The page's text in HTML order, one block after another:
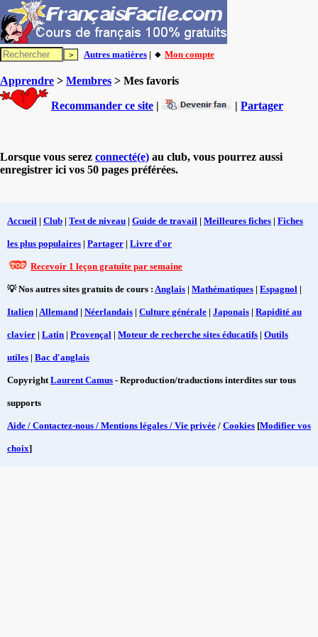
Autres matières | 🔸 Mon compte
Apprendre > Membres > Mes favoris
Recommander ce site | | Partager
Lorsque vous serez connecté(e) au club, vous pourrez aussi
enregistrer ici vos 50 pages préférées.
Accueil | Club | Test de niveau | Guide de travail | Meilleures fiches | Fiches
les plus populaires | Partager | Livre d'or
Recevoir 1 leçon gratuite par semaine
💡 Nos autres sites gratuits de cours : Anglais | Mathématiques | Espagnol |
Italien | Allemand | Néerlandais | Culture générale | Japonais | Rapidité au
clavier | Latin | Provençal | Moteur de recherche sites éducatifs | Outils
utiles | Bac d'anglais
CopyrightLaurent Camus - Reproduction/traductions interdites sur tous
supports
Aide / Contactez-nous / Mentions légales / Vie privée / Cookies [Modifier vos
choix]